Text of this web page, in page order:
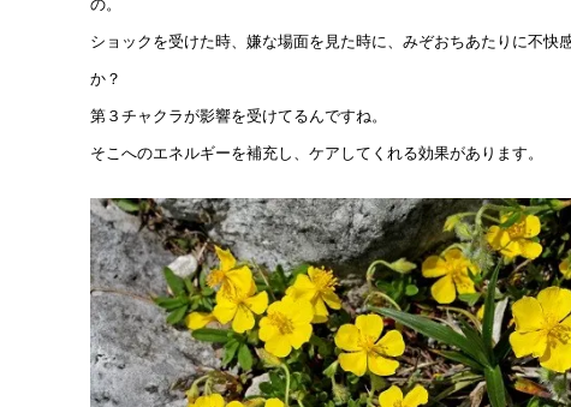
の。
ショックを受けた時、嫌な場面を見た時に、みぞおちあたりに不快
か？
第３チャクラが影響を受けてるんですね。
そこへのエネルギーを補充し、ケアしてくれる効果があります。